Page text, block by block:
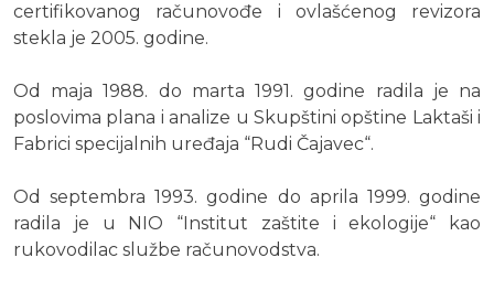
certifikovanog računovođe i ovlašćenog revizora
stekla je 2005. godine.
Od maja 1988. do marta 1991. godine radila je na
poslovima plana i analize u Skupštini opštine Laktaši i
Fabrici specijalnih uređaja “Rudi Čajavec“.
Od septembra 1993. godine do aprila 1999. godine
radila je u NIO “Institut zaštite i ekologije“ kao
rukovodilac službe računovodstva.